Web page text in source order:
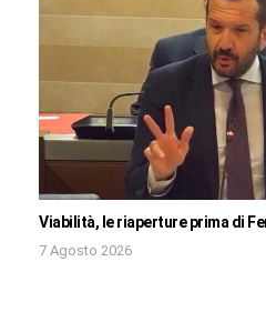
Viabilità, le riaperture prima di
7 Agosto 2026